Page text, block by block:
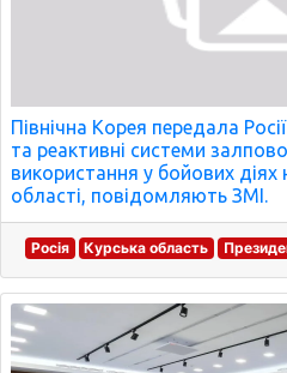
Північна Корея передала
та реактивні системи
використання у бойових діях
області, повідомляють ЗМІ.
Росія Курська область